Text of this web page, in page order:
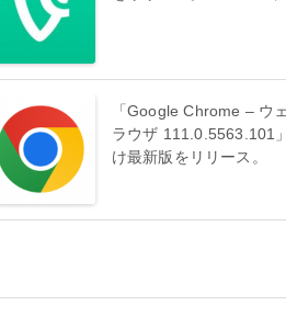
「Google Chrome – ウ
ラウザ 111.0.5563.101
け最新版をリリース。